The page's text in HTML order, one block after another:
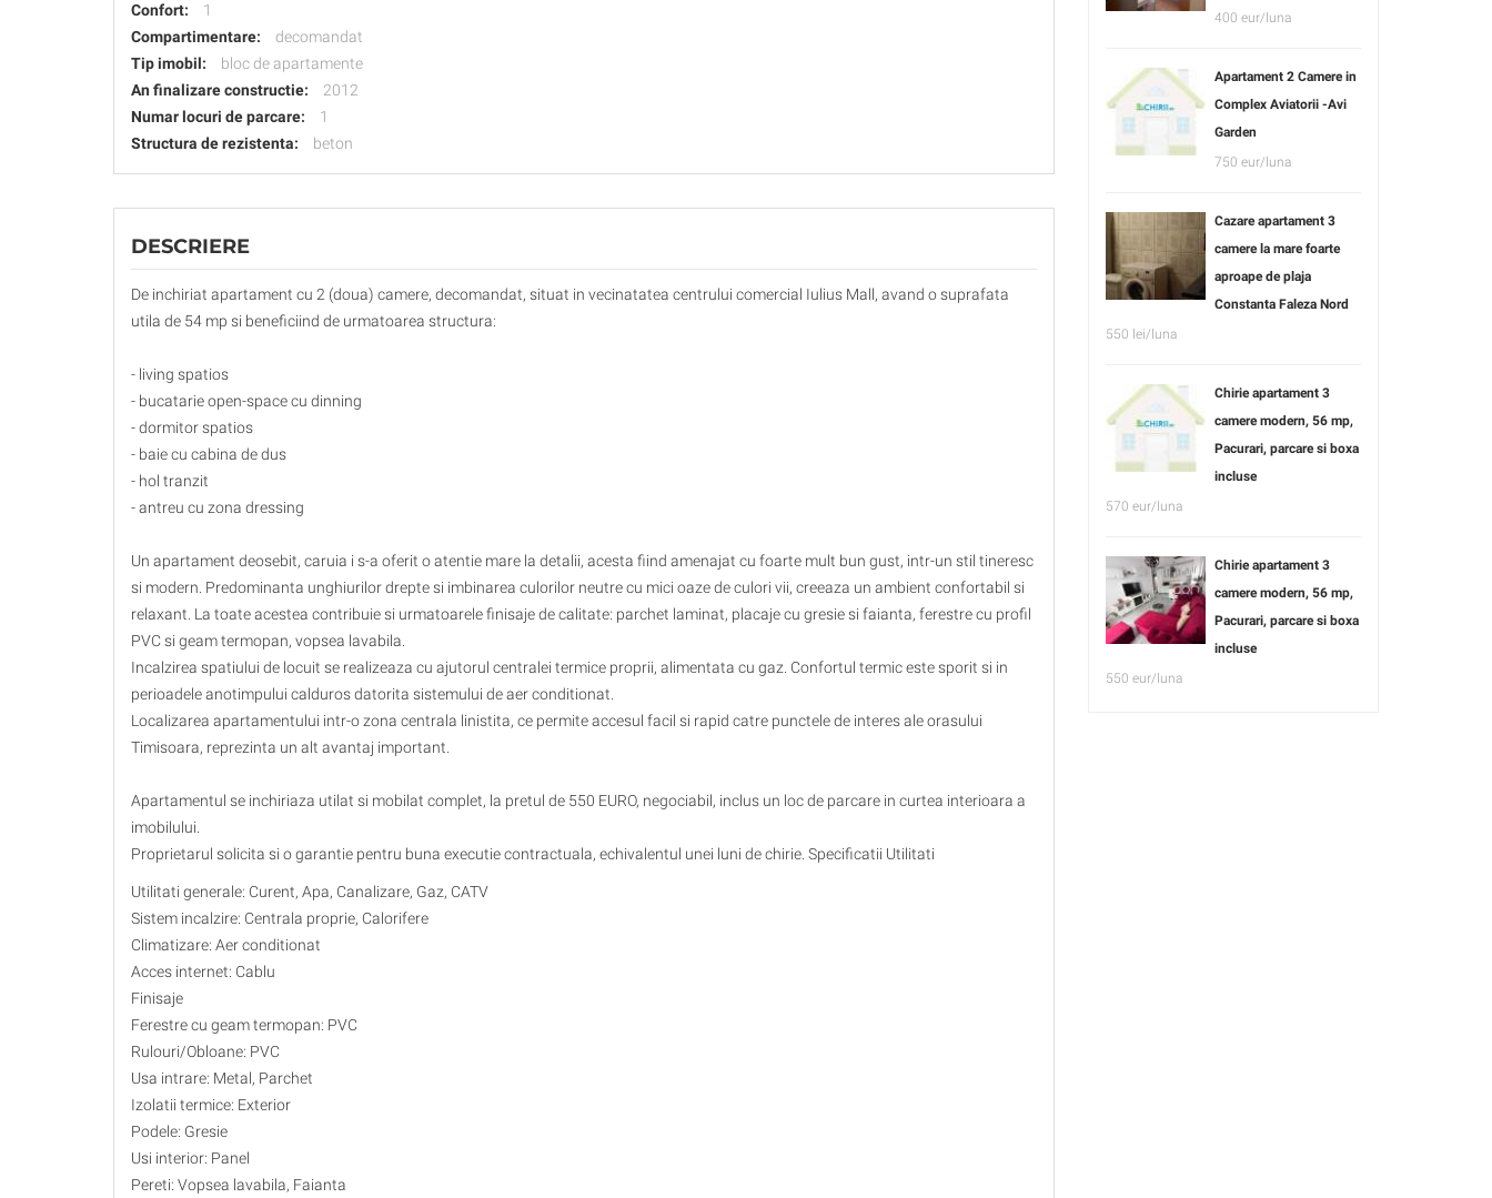
Confort:
1
Compartimentare:
decomandat
Tip imobil:
bloc de apartamente
An finalizare constructie:
2012
Numar locuri de parcare:
1
Structura de rezistenta:
beton
DESCRIERE
De inchiriat apartament cu 2 (doua) camere, decomandat, situat in vecinatatea centrului comercial Iulius Mall, avand o suprafata
utila de 54 mp si beneficiind de urmatoarea structura:
- living spatios
- bucatarie open-space cu dinning
- dormitor spatios
- baie cu cabina de dus
- hol tranzit
- antreu cu zona dressing
Un apartament deosebit, caruia i s-a oferit o atentie mare la detalii, acesta fiind amenajat cu foarte mult bun gust, intr-un stil tineresc
si modern. Predominanta unghiurilor drepte si imbinarea culorilor neutre cu mici oaze de culori vii, creeaza un ambient confortabil si
relaxant. La toate acestea contribuie si urmatoarele finisaje de calitate: parchet laminat, placaje cu gresie si faianta, ferestre cu profil
PVC si geam termopan, vopsea lavabila.
Incalzirea spatiului de locuit se realizeaza cu ajutorul centralei termice proprii, alimentata cu gaz. Confortul termic este sporit si in
perioadele anotimpului calduros datorita sistemului de aer conditionat.
Localizarea apartamentului intr-o zona centrala linistita, ce permite accesul facil si rapid catre punctele de interes ale orasului
Timisoara, reprezinta un alt avantaj important.
Apartamentul se inchiriaza utilat si mobilat complet, la pretul de 550 EURO, negociabil, inclus un loc de parcare in curtea interioara a
imobilului.
Proprietarul solicita si o garantie pentru buna executie contractuala, echivalentul unei luni de chirie. Specificatii Utilitati
Utilitati generale: Curent, Apa, Canalizare, Gaz, CATV
Sistem incalzire: Centrala proprie, Calorifere
Climatizare: Aer conditionat
Acces internet: Cablu
Finisaje
Ferestre cu geam termopan: PVC
Rulouri/Obloane: PVC
Usa intrare: Metal, Parchet
Izolatii termice: Exterior
Podele: Gresie
Usi interior: Panel
Pereti: Vopsea lavabila, Faianta
400 eur/luna
Apartament 2 Camere in
Complex Aviatorii -Avi
Garden
750 eur/luna
Cazare apartament 3
camere la mare foarte
aproape de plaja
Constanta Faleza Nord
550 lei/luna
Chirie apartament 3
camere modern, 56 mp,
Pacurari, parcare si boxa
incluse
570 eur/luna
Chirie apartament 3
camere modern, 56 mp,
Pacurari, parcare si boxa
incluse
550 eur/luna